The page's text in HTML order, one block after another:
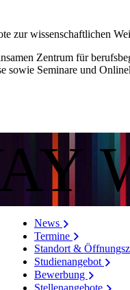
zur wissenschaftlichen
Zentrum für
sowie Seminare und
News
Termine
Standort &
Studienangebot
Bewerbung
Stellenangebote